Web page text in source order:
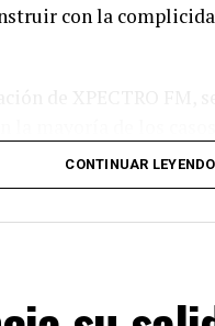
con la
costo de las
constituyen una
no sólo el
la hipótesis de
CONTINUAR LEYENDO